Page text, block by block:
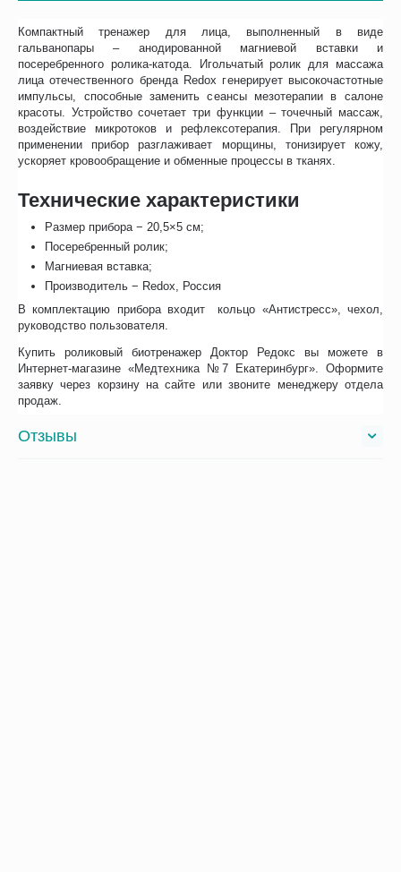
Компактный тренажер для лица, выполненный в виде
гальванопары – анодированной магниевой вставки и
посеребренного ролика-катода. Игольчатый ролик для массажа
лица отечественного бренда Redox генерирует высокочастотные
импульсы, способные заменить сеансы мезотерапии в салоне
красоты. Устройство сочетает три функции – точечный массаж,
воздействие микротоков и рефлексотерапия. При регулярном
применении прибор разглаживает морщины, тонизирует кожу,
ускоряет кровообращение и обменные процессы в тканях.
Технические характеристики
Размер прибора − 20,5×5 см;
Посеребренный ролик;
Магниевая вставка;
Производитель − Redox, Россия
В комплектацию прибора входит кольцо «Антистресс», чехол,
руководство пользователя.
Купить роликовый биотренажер Доктор Редокс вы можете в
Интернет-магазине «Медтехника №7 Екатеринбург». Оформите
заявку через корзину на сайте или звоните менеджеру отдела
продаж.
Отзывы